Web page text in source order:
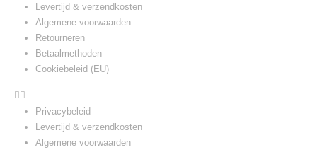
Levertijd & verzendkosten
Algemene voorwaarden
Retourneren
Betaalmethoden
Cookiebeleid (EU)
Privacybeleid
Levertijd & verzendkosten
Algemene voorwaarden